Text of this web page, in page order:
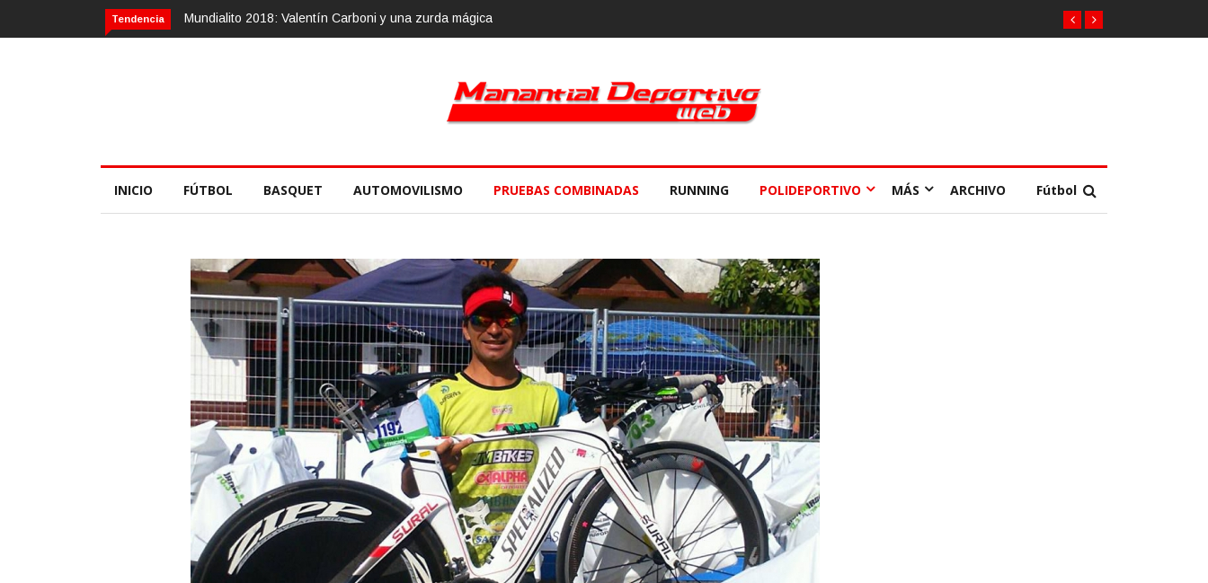
Tendencia
Mundialito 2018: Valentín Carboni y una zurda mágicaCalvario Race 2018, 10 de noviembre
INICIO FÚTBOL BASQUET AUTOMOVILISMO PRUEBAS COMBINADAS RUNNING POLIDEPORTIVO MÁS ARCHIVO Fútbol